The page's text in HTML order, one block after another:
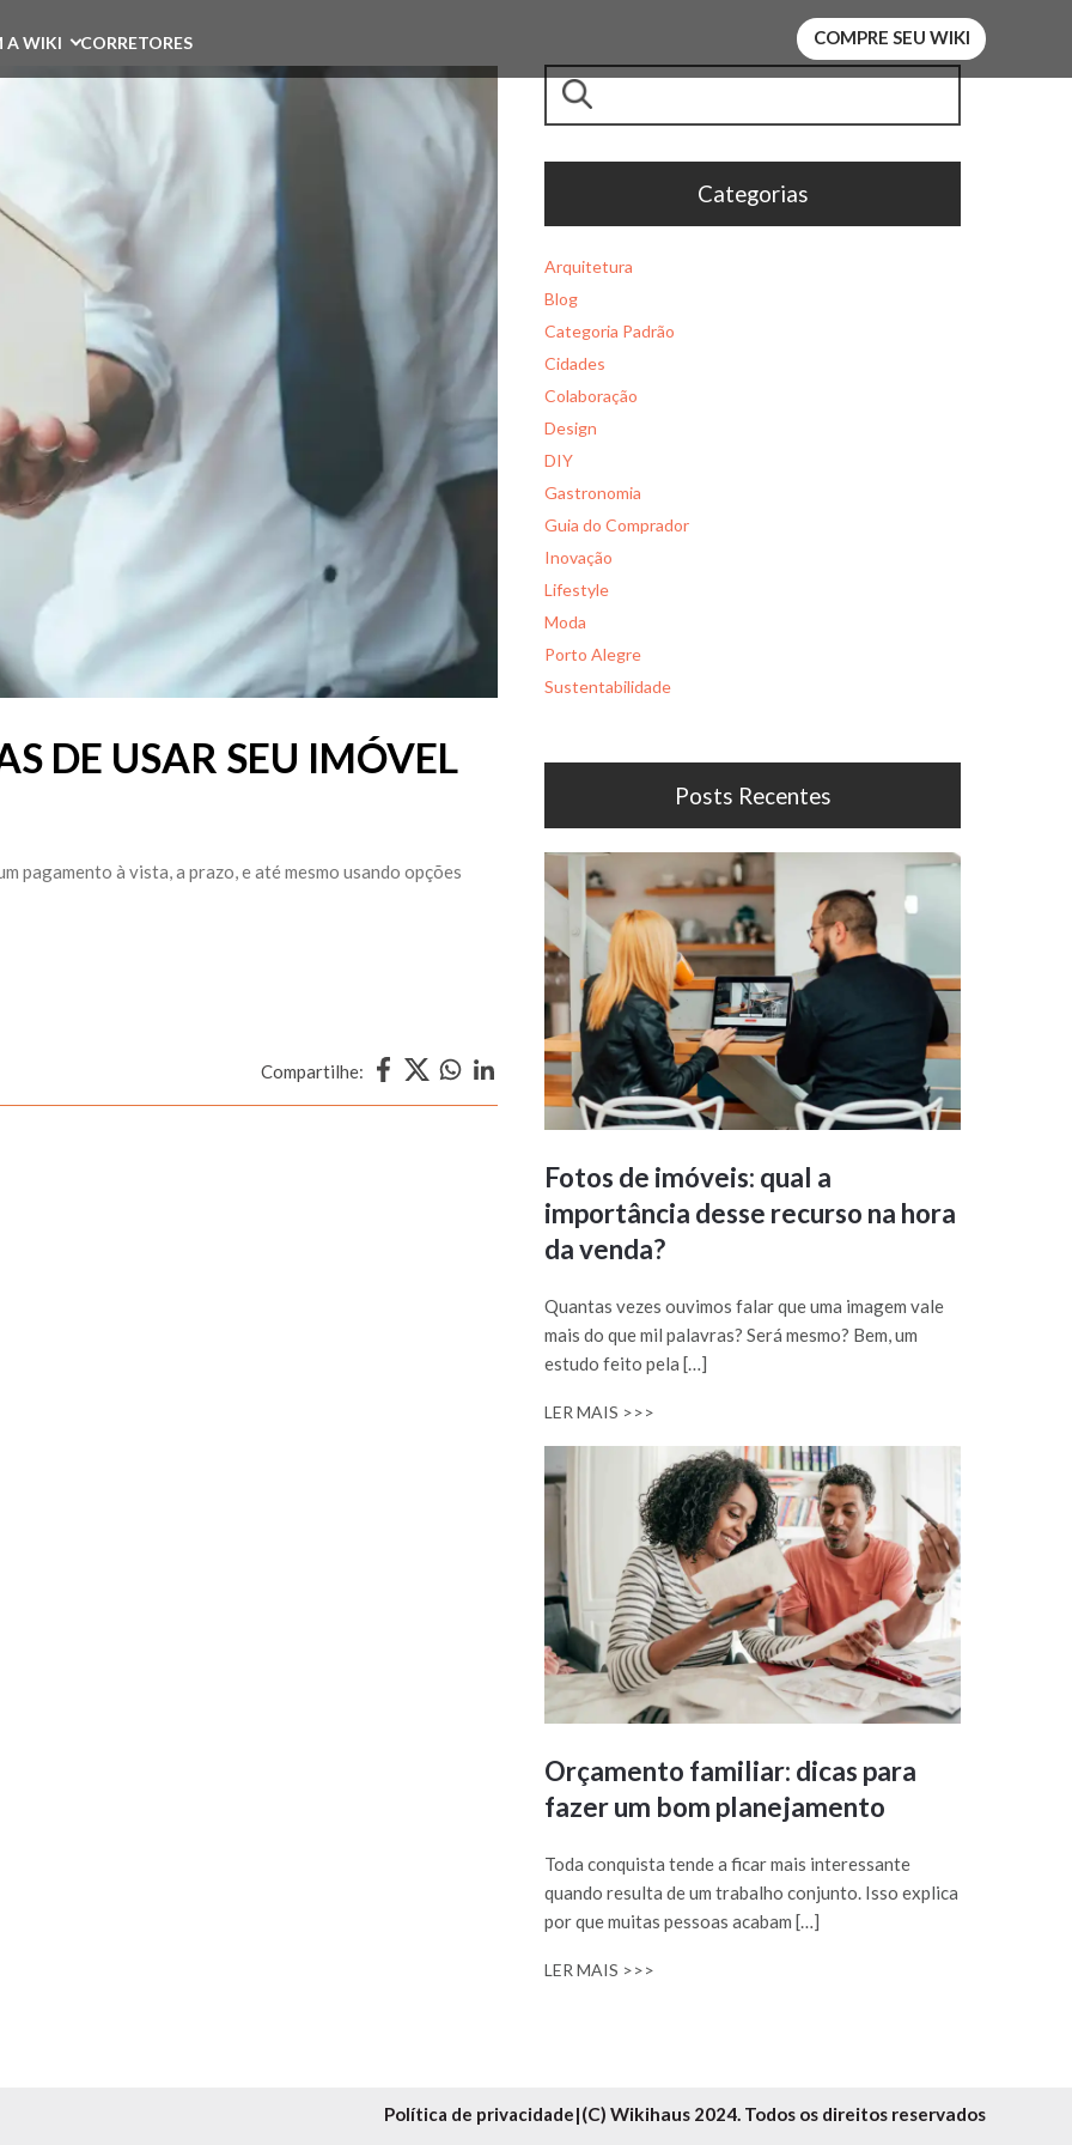
A WIKI CORRETORES COMPRE SEU WIKI
DE USAR SEU IMÓVEL
pagamento à vista, a prazo, e até mesmo usando opções
Compartilhe:
Pesquisar
Categorias
Arquitetura
Blog
Categoria Padrão
Cidades
Colaboração
Design
DIY
Gastronomia
Guia do Comprador
Inovação
Lifestyle
Moda
Porto Alegre
Sustentabilidade
Posts Recentes
Fotos de imóveis: qual a
importância desse recurso na hora
da venda?
Quantas vezes ouvimos falar que uma imagem vale
mais do que mil palavras? Será mesmo? Bem, um
estudo feito pela […]
LER MAIS >>>
Orçamento familiar: dicas para
fazer um bom planejamento
Toda conquista tende a ficar mais interessante
quando resulta de um trabalho conjunto. Isso explica
por que muitas pessoas acabam […]
LER MAIS >>>
Política de privacidade|(C) Wikihaus 2024. Todos os direitos reservados